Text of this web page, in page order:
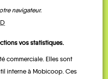
navigateur.
vos statistiques.
commerciale. Elles sont
interne à Mobicoop. Ces